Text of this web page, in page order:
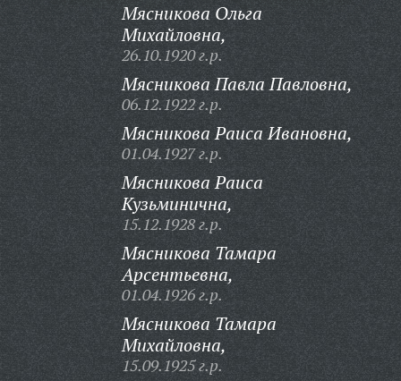
Мясникова Ольга
Михайловна,
26.10.1920 г.р.
Мясникова Павла Павловна,
06.12.1922 г.р.
Мясникова Раиса Ивановна,
01.04.1927 г.р.
Мясникова Раиса
Кузьминична,
15.12.1928 г.р.
Мясникова Тамара
Арсентьевна,
01.04.1926 г.р.
Мясникова Тамара
Михайловна,
15.09.1925 г.р.